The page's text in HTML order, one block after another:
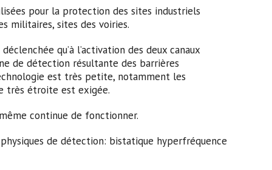
pour la protection des sites industriels
militaires, sites des voiries.
déclenchée qu’à l’activation des deux canaux
de détection résultante des barrières
est très petite, notamment les
très étroite est exigée.
continue de fonctionner.
de détection: bistatique hyperfréquence